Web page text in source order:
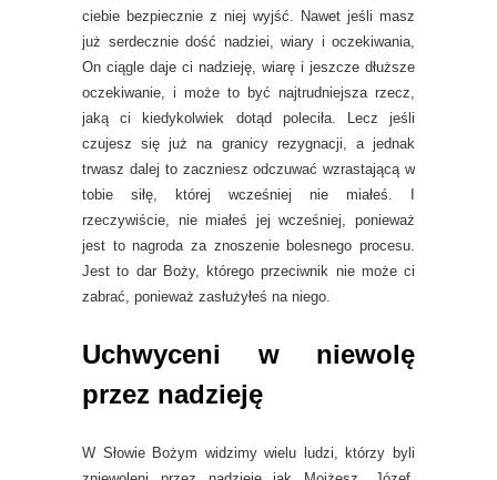
ciebie bezpiecznie z niej wyjść. Nawet jeśli masz
już serdecznie dość nadziei, wiary i oczekiwania,
On ciągle daje ci nadzieję, wiarę i jeszcze dłuższe
oczekiwanie, i może to być najtrudniejsza rzecz,
jaką ci kiedykolwiek dotąd poleciła. Lecz jeśli
czujesz się już na granicy rezygnacji, a jednak
trwasz dalej to zaczniesz odczuwać wzrastającą w
tobie siłę, której wcześniej nie miałeś. I
rzeczywiście, nie miałeś jej wcześniej, ponieważ
jest to nagroda za znoszenie bolesnego procesu.
Jest to dar Boży, którego przeciwnik nie może ci
zabrać, ponieważ zasłużyłeś na niego.
Uchwyceni w niewolę
przez nadzieję
W Słowie Bożym widzimy wielu ludzi, którzy byli